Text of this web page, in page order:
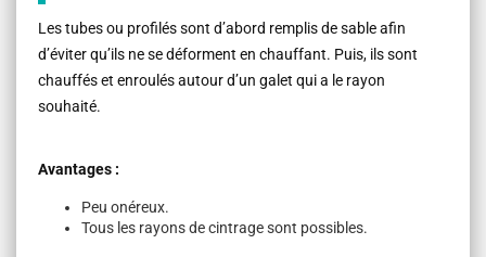
Les tubes ou profilés sont d’abord remplis de sable afin
d’éviter qu’ils ne se déforment en chauffant. Puis, ils sont
chauffés et enroulés autour d’un galet qui a le rayon
souhaité.
Avantages :
Peu onéreux.
Tous les rayons de cintrage sont possibles.